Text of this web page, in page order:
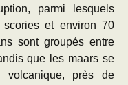
parmi lesquels
et environ 70
sont groupés entre
que les maars se
volcanique, près de